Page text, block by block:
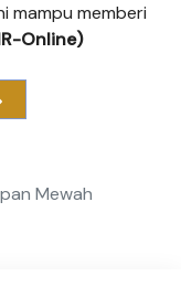
mampu memberi
Online)
Mewah